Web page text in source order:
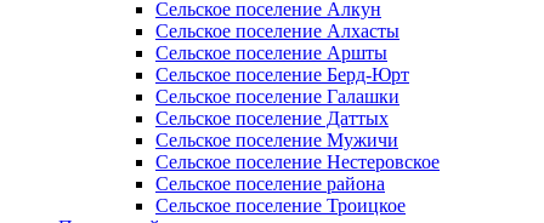
Сельское поселение Алкун
Сельское поселение Алхасты
Сельское поселение Аршты
Сельское поселение Берд-Юрт
Сельское поселение Галашки
Сельское поселение Даттых
Сельское поселение Мужичи
Сельское поселение Нестеровское
Сельское поселение района
Сельское поселение Троицкое